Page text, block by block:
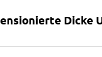
Dicke